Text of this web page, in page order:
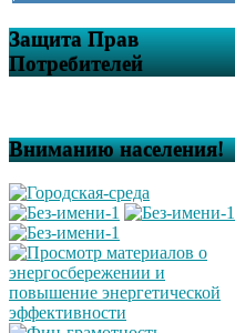
Защита Прав
Потребителей
Вниманию населения!